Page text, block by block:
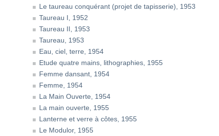
Le taureau conquérant (projet de tapisserie), 1953
Taureau I, 1952
Taureau II, 1953
Taureau, 1953
Eau, ciel, terre, 1954
Etude quatre mains, lithographies, 1955
Femme dansant, 1954
Femme, 1954
La Main Ouverte, 1954
La main ouverte, 1955
Lanterne et verre à côtes, 1955
Le Modulor, 1955